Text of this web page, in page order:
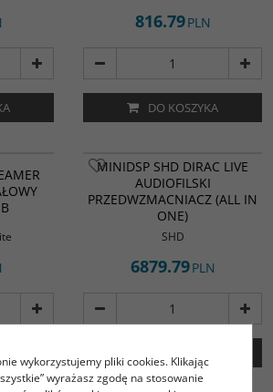
816.79PLN
DO KOSZYKA
MINIDSP SHD DIRAC LIVE
AUDIOFILSKI
PRZEDWZMACNIACZ (ALL IN
ONE)
SHD
6879.79PLN
wykorzystujemy pliki cookies. Klikając
wyrażasz zgodę na stosowanie